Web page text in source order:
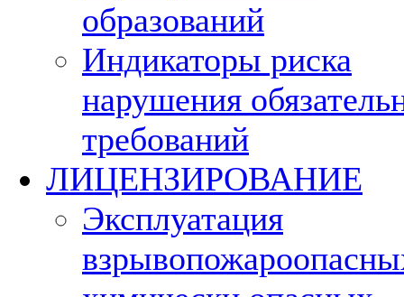
образований
Индикаторы риска
нарушения
требований
ЛИЦЕНЗИРОВАНИЕ
Эксплуатация